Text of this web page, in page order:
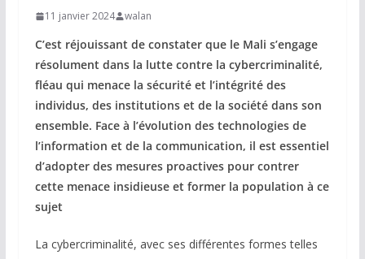
11 janvier 2024 walan
C’est réjouissant de constater que le Mali s’engage
résolument dans la lutte contre la cybercriminalité,
fléau qui menace la sécurité et l’intégrité des
individus, des institutions et de la société dans son
ensemble. Face à l’évolution des technologies de
l’information et de la communication, il est essentiel
d’adopter des mesures proactives pour contrer
cette menace insidieuse et former la population à ce
sujet
La cybercriminalité, avec ses différentes formes telles